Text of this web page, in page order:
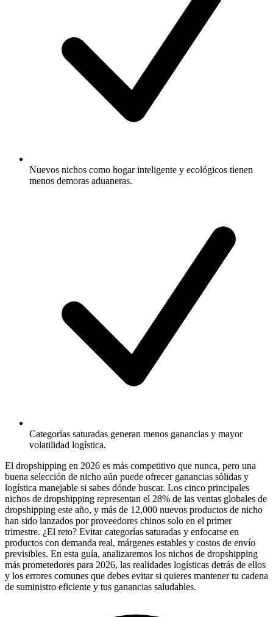
Nuevos nichos como hogar inteligente y ecológicos tienen
menos demoras aduaneras.
Categorías saturadas generan menos ganancias y mayor
volatilidad logística.
El dropshipping en 2026 es más competitivo que nunca, pero una
buena selección de nicho aún puede ofrecer ganancias sólidas y
logística manejable si sabes dónde buscar. Los cinco principales
nichos de dropshipping representan el 28% de las ventas globales de
dropshipping este año, y más de 12,000 nuevos productos de nicho
han sido lanzados por proveedores chinos solo en el primer
trimestre. ¿El reto? Evitar categorías saturadas y enfocarse en
productos con demanda real, márgenes estables y costos de envío
previsibles. En esta guía, analizaremos los nichos de dropshipping
más prometedores para 2026, las realidades logísticas detrás de ellos
y los errores comunes que debes evitar si quieres mantener tu cadena
de suministro eficiente y tus ganancias saludables.